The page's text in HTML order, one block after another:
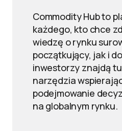
Commodity Hub to
każdego, kto chce
wiedzę o rynku
początkujący, jak i
inwestorzy znajdą
narzędzia
podejmowanie
na globalnym rynku.